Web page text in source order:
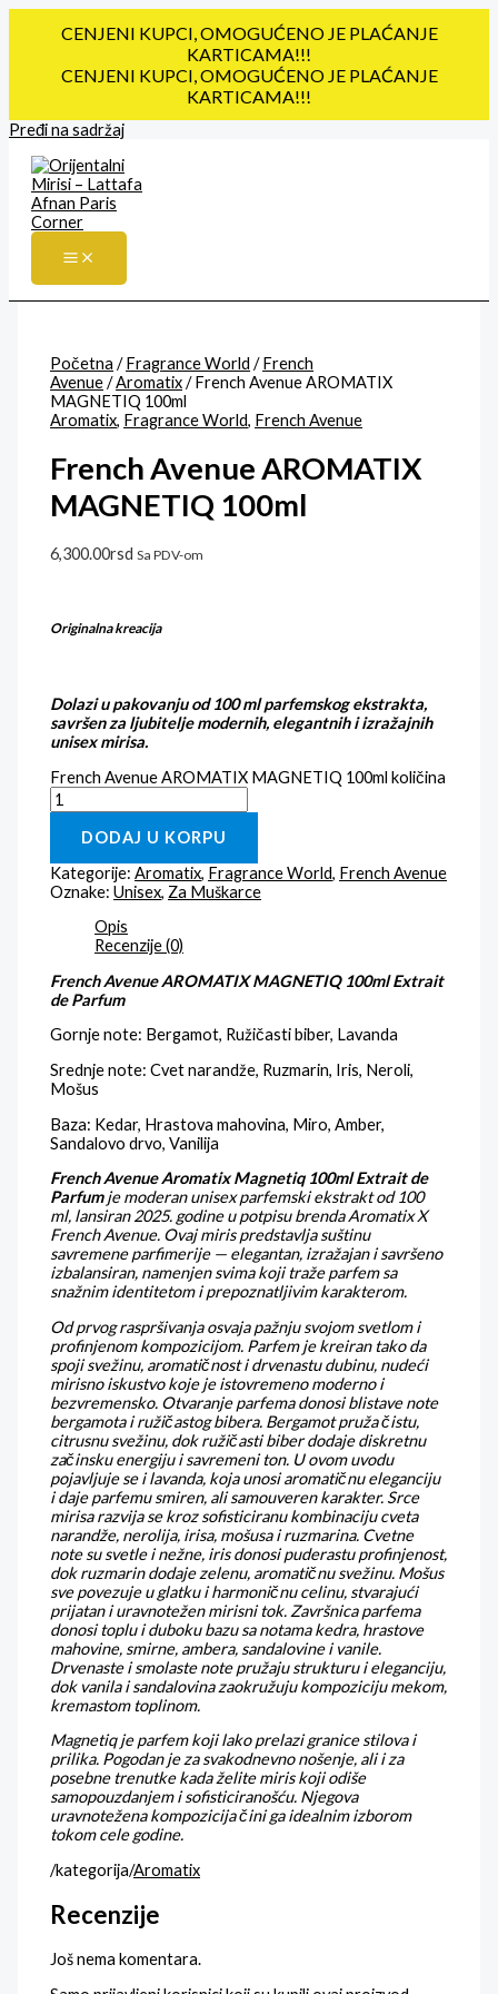
CENJENI KUPCI, OMOGUĆENO JE PLAĆANJE
KARTICAMA!!!
CENJENI KUPCI, OMOGUĆENO JE PLAĆANJE
KARTICAMA!!!
Pređi na sadržaj
Početna /Fragrance World /French
Avenue/Aromatix/ French Avenue AROMATIX
MAGNETIQ 100ml
Aromatix, Fragrance World, French Avenue
French Avenue AROMATIX
MAGNETIQ 100ml
6,300.00rsd Sa PDV-om
Originalna kreacija
Dolazi u pakovanju od 100 ml parfemskog ekstrakta,
savršen za ljubitelje modernih, elegantnih i izražajnih
unisex mirisa.
French Avenue AROMATIX MAGNETIQ 100ml količina
DODAJ U KORPU
Kategorije:Aromatix, Fragrance World, French Avenue
Oznake:Unisex, Za Muškarce
Opis
Recenzije (0)
French Avenue AROMATIX MAGNETIQ 100ml Extrait
de Parfum
Gornje note: Bergamot, Ružičasti biber, Lavanda
Srednje note: Cvet narandže, Ruzmarin, Iris, Neroli,
Mošus
Baza: Kedar, Hrastova mahovina, Miro, Amber,
Sandalovo drvo, Vanilija
French Avenue Aromatix Magnetiq 100ml Extrait de
Parfumje moderan unisex parfemski ekstrakt od 100
ml, lansiran 2025. godine u potpisu brenda Aromatix X
French Avenue. Ovaj miris predstavlja suštinu
savremene parfimerije — elegantan, izražajan i savršeno
izbalansiran, namenjen svima koji traže parfem sa
snažnim identitetom i prepoznatljivim karakterom.
Od prvog raspršivanja osvaja pažnju svojom svetlom i
profinjenom kompozicijom. Parfem je kreiran tako da
spoji svežinu, aromatičnost i drvenastu dubinu, nudeći
mirisno iskustvo koje je istovremeno moderno i
bezvremensko. Otvaranje parfema donosi blistave note
bergamota i ružičastog bibera. Bergamot pruža čistu,
citrusnu svežinu, dok ružičasti biber dodaje diskretnu
začinsku energiju i savremeni ton. U ovom uvodu
pojavljuje se i lavanda, koja unosi aromatičnu eleganciju
i daje parfemu smiren, ali samouveren karakter. Srce
mirisa razvija se kroz sofisticiranu kombinaciju cveta
narandže, nerolija, irisa, mošusa i ruzmarina. Cvetne
note su svetle i nežne, iris donosi puderastu profinjenost,
dok ruzmarin dodaje zelenu, aromatičnu svežinu. Mošus
sve povezuje u glatku i harmoničnu celinu, stvarajući
prijatan i uravnotežen mirisni tok. Završnica parfema
donosi toplu i duboku bazu sa notama kedra, hrastove
mahovine, smirne, ambera, sandalovine i vanile.
Drvenaste i smolaste note pružaju strukturu i eleganciju,
dok vanila i sandalovina zaokružuju kompoziciju mekom,
kremastom toplinom.
Magnetiq je parfem koji lako prelazi granice stilova i
prilika. Pogodan je za svakodnevno nošenje, ali i za
posebne trenutke kada želite miris koji odiše
samopouzdanjem i sofisticiranošću. Njegova
uravnotežena kompozicija čini ga idealnim izborom
tokom cele godine.
/kategorija/Aromatix
Recenzije
Još nema komentara.